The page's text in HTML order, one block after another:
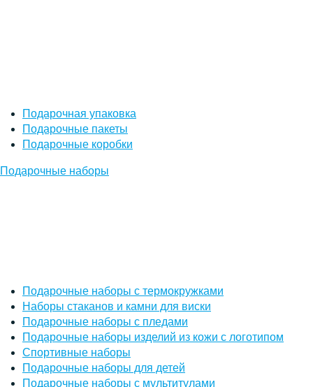
Подарочная упаковка
Подарочные пакеты
Подарочные коробки
Подарочные наборы
Подарочные наборы с термокружками
Наборы стаканов и камни для виски
Подарочные наборы с пледами
Подарочные наборы изделий из кожи с логотипом
Спортивные наборы
Подарочные наборы для детей
Подарочные наборы с мультитулами